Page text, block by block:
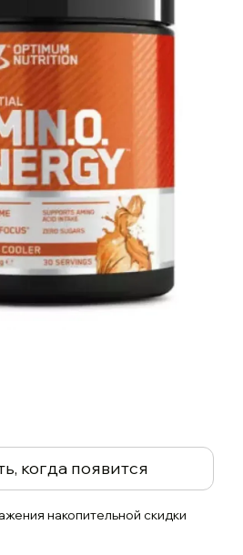
когда появится
накопительной скидки